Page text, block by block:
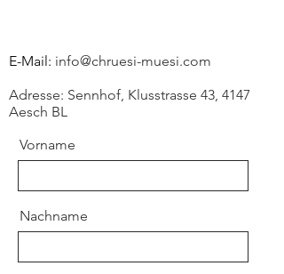
E-Mail: info@chruesi-muesi.com
Adresse: Sennhof, Klusstrasse 43, 4147
Aesch BL
Vorname
Nachname